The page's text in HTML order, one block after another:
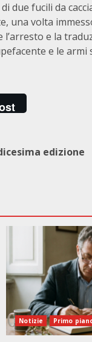
due fucili da
una volta
e la
e le
edizione
Notizie Primo